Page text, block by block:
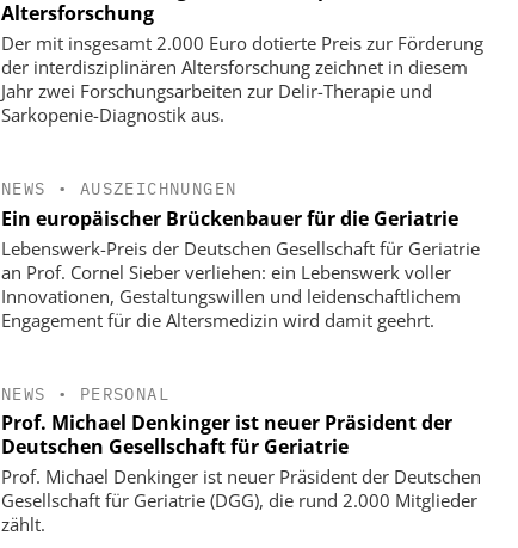
Altersforschung
Der mit insgesamt 2.000 Euro dotierte Preis zur Förderung
der interdisziplinären Altersforschung zeichnet in diesem
Jahr zwei Forschungsarbeiten zur Delir-Therapie und
Sarkopenie-Diagnostik aus.
NEWS • AUSZEICHNUNGEN
Ein europäischer Brückenbauer für die Geriatrie
Lebenswerk-Preis der Deutschen Gesellschaft für Geriatrie
an Prof. Cornel Sieber verliehen: ein Lebenswerk voller
Innovationen, Gestaltungswillen und leidenschaftlichem
Engagement für die Altersmedizin wird damit geehrt.
NEWS • PERSONAL
Prof. Michael Denkinger ist neuer Präsident der
Deutschen Gesellschaft für Geriatrie
Prof. Michael Denkinger ist neuer Präsident der Deutschen
Gesellschaft für Geriatrie (DGG), die rund 2.000 Mitglieder
zählt.